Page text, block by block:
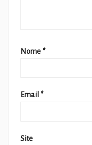
Nome *
Email *
Site